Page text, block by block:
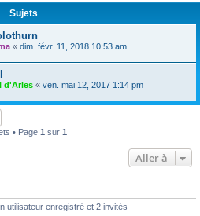
Sujets
« dim. févr. 11, 2018 10:53 am
d'Arles « ven. mai 12, 2017 1:14 pm
• Page 1 sur 1
Aller à
utilisateur enregistré et 2 invités